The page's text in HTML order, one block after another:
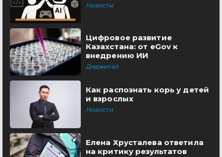
Новости
Цифровое развитие
Казахстана: от eGov к
внедрению ИИ
Диджитал
Как распознать корь у детей
и взрослых
Новости
Елена Хрусталева ответила
на критику результатов